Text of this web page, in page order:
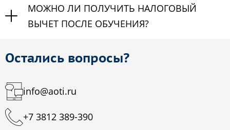
МОЖНО ЛИ ПОЛУЧИТЬ НАЛОГОВЫЙ
ВЫЧЕТ ПОСЛЕ ОБУЧЕНИЯ?
Остались вопросы?
info@aoti.ru
+7 3812 389-390